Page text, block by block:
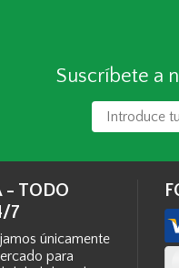
Suscríbete a
- TODO
7
únicamente
para